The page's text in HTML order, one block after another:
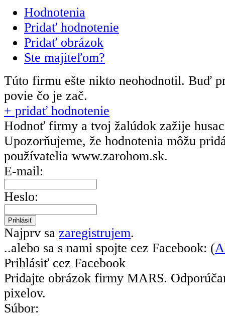
Hodnotenia
Pridať hodnotenie
Pridať obrázok
Ste majiteľom?
Túto firmu ešte nikto neohodnotil. Buď
povie čo je zač.
+ pridať hodnotenie
Hodnoť firmy a tvoj žalúdok zažije
Upozorňujeme, že hodnotenia môžu
používatelia www.zarohom.sk.
E-mail:
Heslo:
Najprv sa zaregistrujem.
..alebo sa s nami spojte cez Facebook: (
Prihlásiť cez Facebook
Pridajte obrázok firmy MARS.
pixelov.
Súbor: